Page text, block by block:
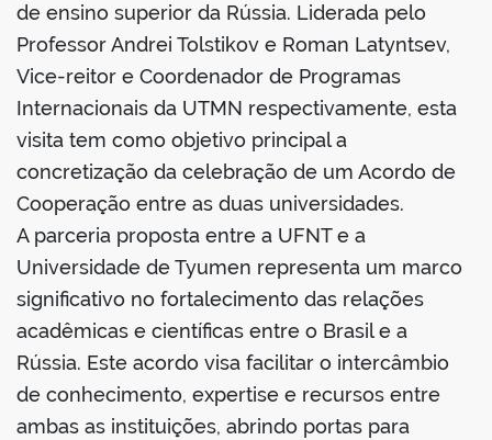
de ensino superior da Rússia. Liderada pelo
Professor Andrei Tolstikov e Roman Latyntsev,
Vice-reitor e Coordenador de Programas
Internacionais da UTMN respectivamente, esta
visita tem como objetivo principal a
concretização da celebração de um Acordo de
Cooperação entre as duas universidades.
A parceria proposta entre a UFNT e a
Universidade de Tyumen representa um marco
significativo no fortalecimento das relações
acadêmicas e científicas entre o Brasil e a
Rússia. Este acordo visa facilitar o intercâmbio
de conhecimento, expertise e recursos entre
ambas as instituições, abrindo portas para